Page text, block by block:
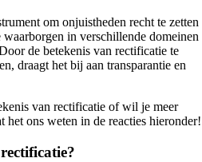
om onjuistheden recht te zetten
in verschillende domeinen
de betekenis van rectificatie te
draagt het bij aan transparantie en
van rectificatie of wil je meer
ons weten in de reacties hieronder!